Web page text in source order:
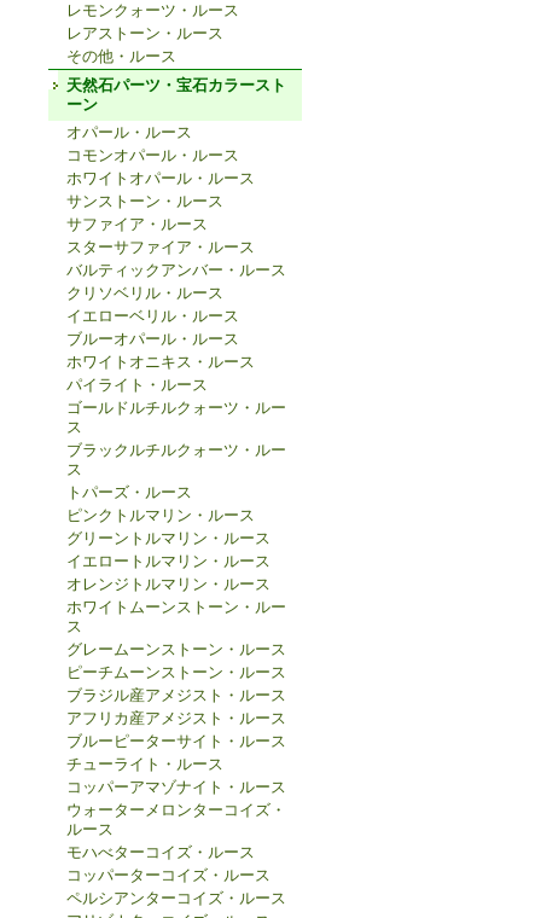
レモンクォーツ・ルース
レアストーン・ルース
その他・ルース
天然石パーツ・宝石カラースト
ーン
オパール・ルース
コモンオパール・ルース
ホワイトオパール・ルース
サンストーン・ルース
サファイア・ルース
スターサファイア・ルース
バルティックアンバー・ルース
クリソベリル・ルース
イエローベリル・ルース
ブルーオパール・ルース
ホワイトオニキス・ルース
パイライト・ルース
ゴールドルチルクォーツ・ルー
ス
ブラックルチルクォーツ・ルー
ス
トパーズ・ルース
ピンクトルマリン・ルース
グリーントルマリン・ルース
イエロートルマリン・ルース
オレンジトルマリン・ルース
ホワイトムーンストーン・ルー
ス
グレームーンストーン・ルース
ピーチムーンストーン・ルース
ブラジル産アメジスト・ルース
アフリカ産アメジスト・ルース
ブルーピーターサイト・ルース
チューライト・ルース
コッパーアマゾナイト・ルース
ウォーターメロンターコイズ・
ルース
モハべターコイズ・ルース
コッパーターコイズ・ルース
ペルシアンターコイズ・ルース